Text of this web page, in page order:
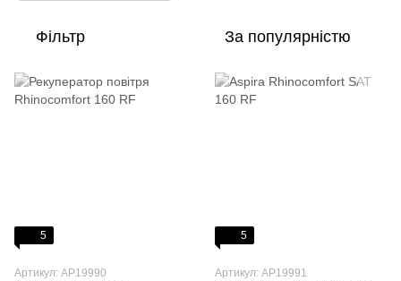
Фільтр За популярністю
5
Артикул: AP19990
5
Артикул: AP19991